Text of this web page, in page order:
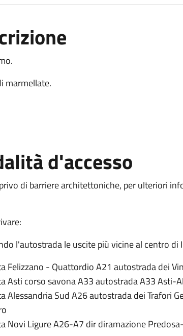
marmellate.
d'accesso
di barriere architettoniche, per ulteriori
l'autostrada le uscite più vicine al centro di
Felizzano - Quattordio A21 autostrada dei
Asti corso savona A33 autostrada A33 Asti-
Alessandria Sud A26 autostrada dei Trafori
Novi Ligure A26-A7 dir diramazione